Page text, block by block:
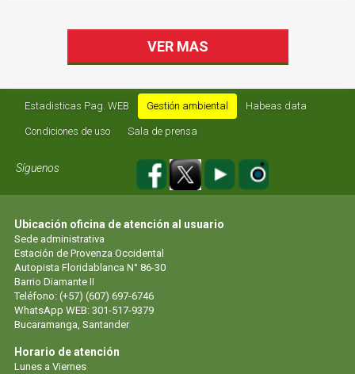
VER MAS
Estadisticas Pag. WEB Gestión ambiental Habeas data
Condiciones de uso Sala de prensa
Síguenos
Ubicación oficina de atención al usuario
Sede administrativa
Estación de Provenza Occidental
Autopista Floridablanca N° 86-30
Barrio Diamante II
Teléfono: (+57) (607) 697-6746
WhatsApp WEB: 301-517-9379
Bucaramanga, Santander
Horario de atención
Lunes a Viernes